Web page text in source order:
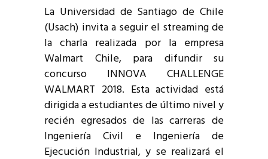
La Universidad de Santiago de Chile
(Usach) invita a seguir el streaming de
la charla realizada por la empresa
Walmart Chile, para difundir su
concurso INNOVA CHALLENGE
WALMART 2018. Esta actividad está
dirigida a estudiantes de último nivel y
recién egresados de las carreras de
Ingeniería Civil e Ingeniería de
Ejecución Industrial, y se realizará el